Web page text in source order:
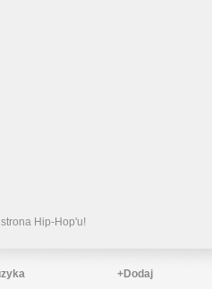
Hip-Hop'u!
+Dodaj